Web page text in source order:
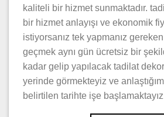
kaliteli bir hizmet sunmaktadır.
bir hizmet anlayışı ve ekonomik
istiyorsanız tek yapmanız
geçmek aynı gün ücretsiz bir
kadar gelip yapılacak tadilat
yerinde görmekteyiz ve
belirtilen tarihte işe